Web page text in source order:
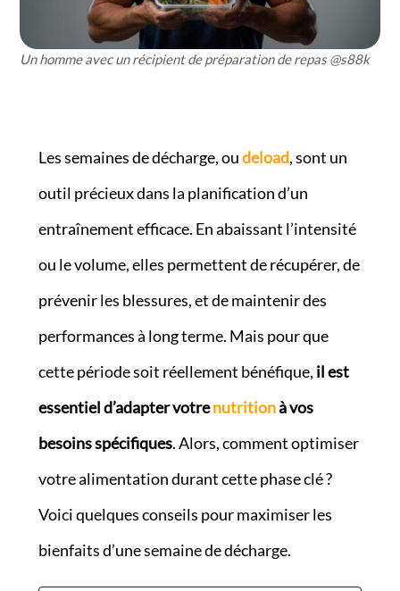
Un homme avec un récipient de préparation de repas @s88k
Les semaines de décharge, oudeload, sont un
outil précieux dans la planification d’un
entraînement efficace. En abaissant l’intensité
ou le volume, elles permettent de récupérer, de
prévenir les blessures, et de maintenir des
performances à long terme. Mais pour que
cette période soit réellement bénéfique, il est
essentiel d’adapter votrenutritionà vos
besoins spécifiques. Alors, comment optimiser
votre alimentation durant cette phase clé ?
Voici quelques conseils pour maximiser les
bienfaits d’une semaine de décharge.